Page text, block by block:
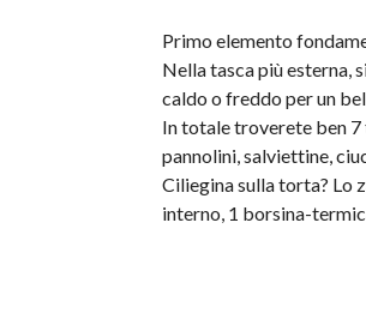
Primo elemento
Nella tasca più esterna,
caldo o freddo per un bel
In totale troverete ben 7
pannolini, salviettine,
Ciliegina sulla torta? Lo
interno, 1 borsina-